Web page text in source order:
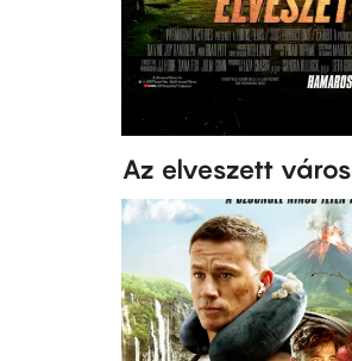
Az elveszett város